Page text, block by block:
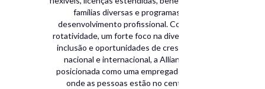
famílias diversas e programas de
desenvolvimento profissional. Com baixa
rotatividade, um forte foco na diversidade e
inclusão e oportunidades de crescimento
nacional e internacional, a Allianz está
posicionada como uma empregadora líder,
onde as pessoas estão no centro da